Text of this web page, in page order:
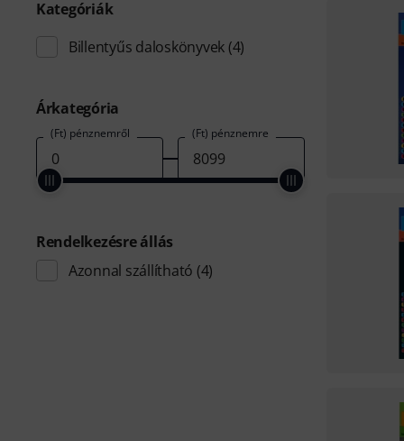
Kategóriák
Billentyűs daloskönyvek (4)
Árkategória
(Ft) pénznemről (Ft) pénznemre
Rendelkezésre állás
Azonnal szállítható (4)